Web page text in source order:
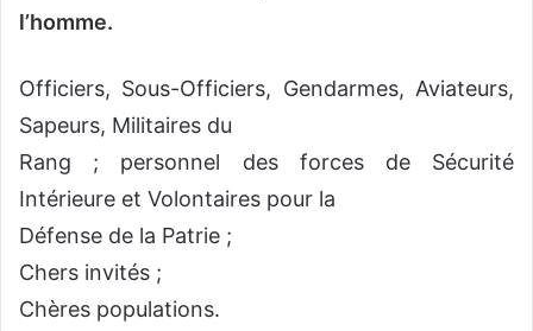
l’homme.
Officiers, Sous-Officiers, Gendarmes, Aviateurs,
Sapeurs, Militaires du
Rang ; personnel des forces de Sécurité
Intérieure et Volontaires pour la
Défense de la Patrie ;
Chers invités ;
Chères populations.